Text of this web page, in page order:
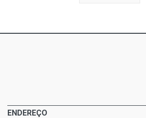
ENDEREÇO